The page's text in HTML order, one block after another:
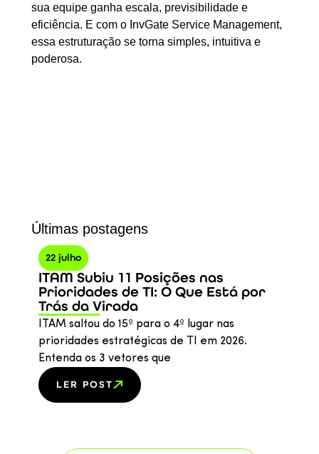
sua equipe ganha escala, previsibilidade e
eficiência. E com o InvGate Service Management,
essa estruturação se torna simples, intuitiva e
poderosa.
Últimas postagens
22 julho
ITAM Subiu 11 Posições nas
Prioridades de TI: O Que Está por
Trás da Virada
ITAM saltou do 15º para o 4º lugar nas
prioridades estratégicas de TI em 2026.
Entenda os 3 vetores que
LER POST